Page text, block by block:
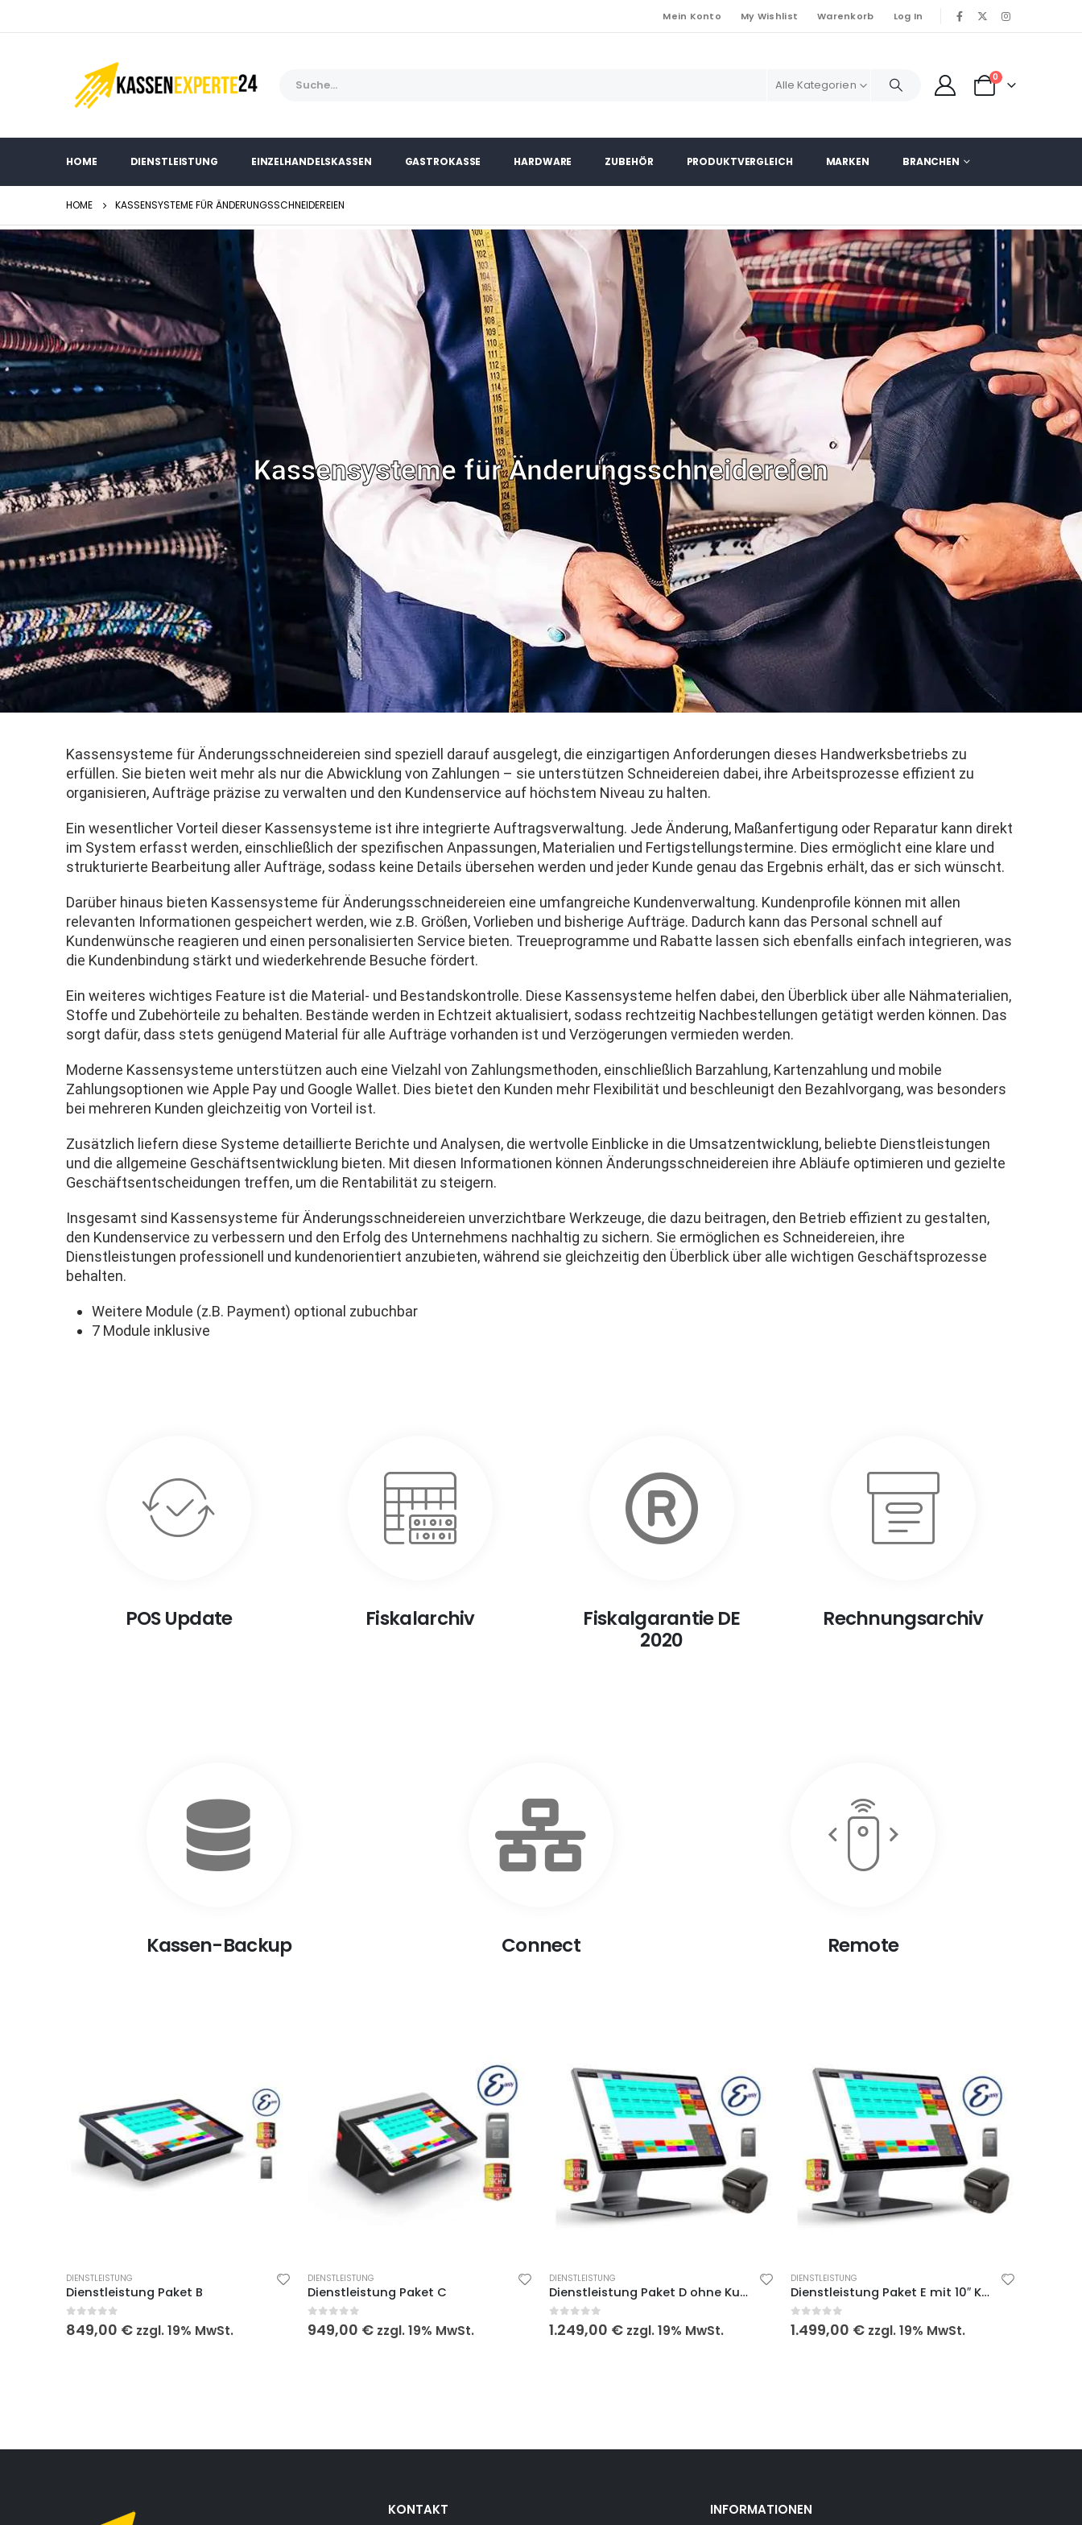
Mein Konto My Wishlist Warenkorb Log In
Alle Kategorien
0
HOME DIENSTLEISTUNG EINZELHANDELSKASSEN GASTROKASSE HARDWARE ZUBEHÖR PRODUKTVERGLEICH MARKEN BRANCHEN
HOME KASSENSYSTEME FÜR ÄNDERUNGSSCHNEIDEREIEN
Kassensysteme für Änderungsschneidereien
Kassensysteme für Änderungsschneidereien sind speziell darauf ausgelegt, die einzigartigen Anforderungen dieses Handwerksbetriebs zu
erfüllen. Sie bieten weit mehr als nur die Abwicklung von Zahlungen – sie unterstützen Schneidereien dabei, ihre Arbeitsprozesse effizient zu
organisieren, Aufträge präzise zu verwalten und den Kundenservice auf höchstem Niveau zu halten.
Ein wesentlicher Vorteil dieser Kassensysteme ist ihre integrierte Auftragsverwaltung. Jede Änderung, Maßanfertigung oder Reparatur kann direkt
im System erfasst werden, einschließlich der spezifischen Anpassungen, Materialien und Fertigstellungstermine. Dies ermöglicht eine klare und
strukturierte Bearbeitung aller Aufträge, sodass keine Details übersehen werden und jeder Kunde genau das Ergebnis erhält, das er sich wünscht.
Darüber hinaus bieten Kassensysteme für Änderungsschneidereien eine umfangreiche Kundenverwaltung. Kundenprofile können mit allen
relevanten Informationen gespeichert werden, wie z.B. Größen, Vorlieben und bisherige Aufträge. Dadurch kann das Personal schnell auf
Kundenwünsche reagieren und einen personalisierten Service bieten. Treueprogramme und Rabatte lassen sich ebenfalls einfach integrieren, was
die Kundenbindung stärkt und wiederkehrende Besuche fördert.
Ein weiteres wichtiges Feature ist die Material- und Bestandskontrolle. Diese Kassensysteme helfen dabei, den Überblick über alle Nähmaterialien,
Stoffe und Zubehörteile zu behalten. Bestände werden in Echtzeit aktualisiert, sodass rechtzeitig Nachbestellungen getätigt werden können. Das
sorgt dafür, dass stets genügend Material für alle Aufträge vorhanden ist und Verzögerungen vermieden werden.
Moderne Kassensysteme unterstützen auch eine Vielzahl von Zahlungsmethoden, einschließlich Barzahlung, Kartenzahlung und mobile
Zahlungsoptionen wie Apple Pay und Google Wallet. Dies bietet den Kunden mehr Flexibilität und beschleunigt den Bezahlvorgang, was besonders
bei mehreren Kunden gleichzeitig von Vorteil ist.
Zusätzlich liefern diese Systeme detaillierte Berichte und Analysen, die wertvolle Einblicke in die Umsatzentwicklung, beliebte Dienstleistungen
und die allgemeine Geschäftsentwicklung bieten. Mit diesen Informationen können Änderungsschneidereien ihre Abläufe optimieren und gezielte
Geschäftsentscheidungen treffen, um die Rentabilität zu steigern.
Insgesamt sind Kassensysteme für Änderungsschneidereien unverzichtbare Werkzeuge, die dazu beitragen, den Betrieb effizient zu gestalten,
den Kundenservice zu verbessern und den Erfolg des Unternehmens nachhaltig zu sichern. Sie ermöglichen es Schneidereien, ihre
Dienstleistungen professionell und kundenorientiert anzubieten, während sie gleichzeitig den Überblick über alle wichtigen Geschäftsprozesse
behalten.
Weitere Module (z.B. Payment) optional zubuchbar
7 Module inklusive
POS Update Fiskalarchiv
Fiskalgarantie DE
2020
Rechnungsarchiv
Kassen-Backup Connect Remote
DIENSTLEISTUNG
Dienstleistung Paket B
0out of 5
849,00 € zzgl. 19% MwSt.
DIENSTLEISTUNG
Dienstleistung Paket C
0 out of 5
949,00 € zzgl. 19% MwSt.
DIENSTLEISTUNG
Dienstleistung Paket D ohne Kundenmonitor
0 out of 5
1.249,00 € zzgl. 19% MwSt.
DIENSTLEISTUNG
Dienstleistung Paket E mit 10″ Kundenmonitor
0 out of 5
1.499,00 € zzgl. 19% MwSt.
KONTAKT INFORMATIONEN